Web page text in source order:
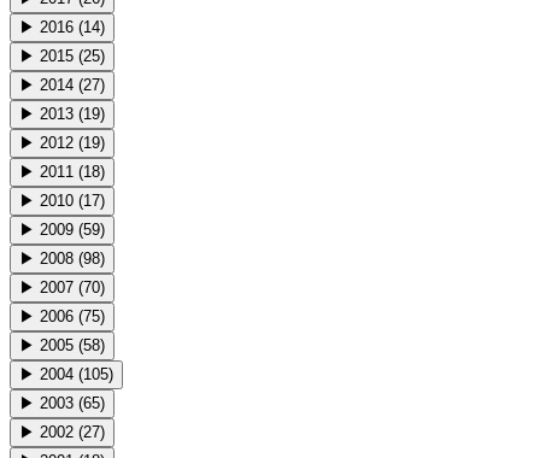
▶ 2016 (14)
▶ 2015 (25)
▶ 2014 (27)
▶ 2013 (19)
▶ 2012 (19)
▶ 2011 (18)
▶ 2010 (17)
▶ 2009 (59)
▶ 2008 (98)
▶ 2007 (70)
▶ 2006 (75)
▶ 2005 (58)
▶ 2004 (105)
▶ 2003 (65)
▶ 2002 (27)